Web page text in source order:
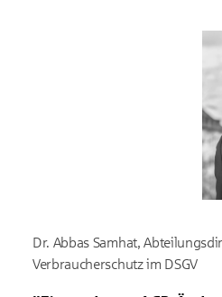
Dr. Abbas Samhat,
Verbraucherschutz im DSGV